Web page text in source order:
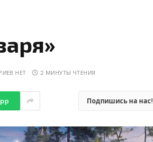
НЕТ 2 МИНУТЫ ЧТЕНИЯ
Подпишись на нас!